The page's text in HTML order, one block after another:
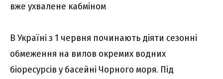
вже ухвалене кабміном
В Україні з 1 червня починають діяти сезонні
обмеження на вилов окремих водних
біоресурсів у басейні Чорного моря. Під